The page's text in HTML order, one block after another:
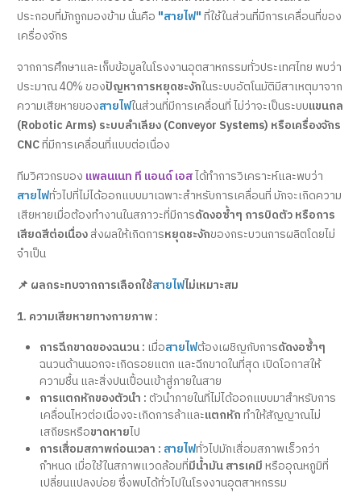
ประกอบที่มักถูกมองข้าม นั่นคือ "สายไฟ"ที่ใช้ในส่วนที่มีการเคลื่อนที่ของ
เครื่องจักร
จากการศึกษาและเก็บข้อมูลในโรงงานอุตสาหกรรมทั่วประเทศไทย พบว่า
ประมาณ 40% ของปัญหาการหยุดชะงักในระบบอัตโนมัติมีสาเหตุมาจาก
ความเสียหายของสายไฟในส่วนที่มีการเคลื่อนที่ ไม่ว่าจะเป็นระบบแขนกล
(Robotic Arms) ระบบลำเลียง (Conveyor Systems) หรือเครื่องจักร
CNCที่มีการเคลื่อนที่แบบต่อเนื่อง
ทีมวิศวกรของ แพลนเนท ที แอนด์ เอสได้ทำการวิเคราะห์และพบว่า
สายไฟทั่วไปที่ไม่ได้ออกแบบมาเฉพาะสำหรับการเคลื่อนที่ มักจะเกิดความ
เสียหายเมื่อต้องทำงานในสภาวะที่มีการดัดงอซ้ำๆ การบิดตัว หรือการ
เสียดสีต่อเนื่องส่งผลให้เกิดการหยุดชะงักของกระบวนการผลิตโดยไม่
จำเป็น
📌 ผลกระทบจากการเลือกใช้สายไฟไม่เหมาะสม
1. ความเสียหายทางกายภาพ :
การฉีกขาดของฉนวน : เมื่อสายไฟต้องเผชิญกับการดัดงอซ้ำๆ
ฉนวนด้านนอกจะเกิดรอยแตก และฉีกขาดในที่สุด เปิดโอกาสให้
ความชื้น และสิ่งปนเปื้อนเข้าสู่ภายในสาย
การแตกหักของตัวนำ : ตัวนำภายในที่ไม่ได้ออกแบบมาสำหรับการ
เคลื่อนไหวต่อเนื่องจะเกิดการล้าและแตกหักทำให้สัญญาณไม่
เสถียรหรือขาดหายไป
การเสื่อมสภาพก่อนเวลา : สายไฟทั่วไปมักเสื่อมสภาพเร็วกว่า
กำหนด เมื่อใช้ในสภาพแวดล้อมที่มีน้ำมัน สารเคมีหรืออุณหภูมิที่
เปลี่ยนแปลงบ่อย ซึ่งพบได้ทั่วไปในโรงงานอุตสาหกรรม